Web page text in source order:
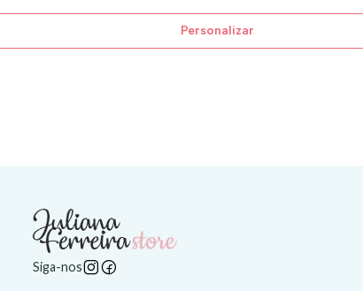
Personalizar
Siga-nos